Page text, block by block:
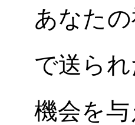
あなた
で送ら
機会を